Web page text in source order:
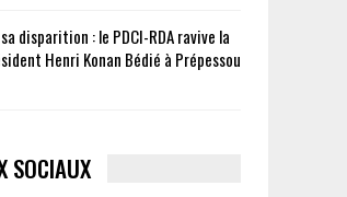
disparition : le PDCI-RDA ravive la
Henri Konan Bédié à Prépessou
SOCIAUX